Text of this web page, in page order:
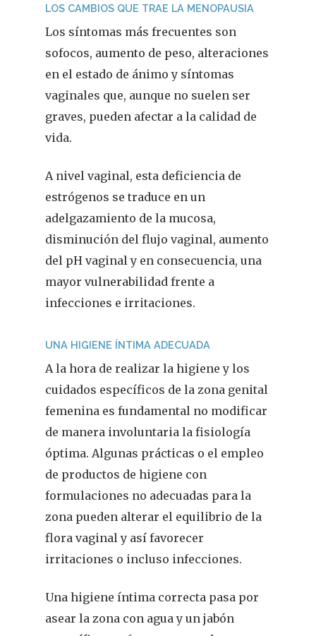
LOS CAMBIOS QUE TRAE LA MENOPAUSIA
Los síntomas más frecuentes son
sofocos, aumento de peso, alteraciones
en el estado de ánimo y síntomas
vaginales que, aunque no suelen ser
graves, pueden afectar a la calidad de
vida.
A nivel vaginal, esta deficiencia de
estrógenos se traduce en un
adelgazamiento de la mucosa,
disminución del flujo vaginal, aumento
del pH vaginal y en consecuencia, una
mayor vulnerabilidad frente a
infecciones e irritaciones.
UNA HIGIENE ÍNTIMA ADECUADA
A la hora de realizar la higiene y los
cuidados específicos de la zona genital
femenina es fundamental no modificar
de manera involuntaria la fisiología
óptima. Algunas prácticas o el empleo
de productos de higiene con
formulaciones no adecuadas para la
zona pueden alterar el equilibrio de la
flora vaginal y así favorecer
irritaciones o incluso infecciones.
Una higiene íntima correcta pasa por
asear la zona con agua y un jabón